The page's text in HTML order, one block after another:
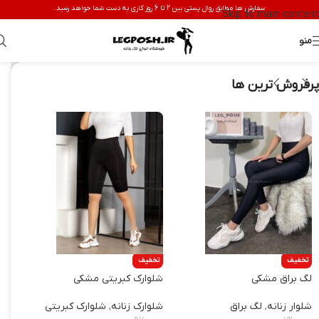
Skip to main contentسفارش ها مطابق روال پستی بین 2 تا 6 روز کاری به دست شما خواهد رسید.
منو
پرفروش ترین ها
تخفیف
لگ براق مشکی
شلوار زنانه, لگ براق
تخفیف
شلوارک کبریتی مشکی
شلوارک زنانه, شلوارک کبریتی